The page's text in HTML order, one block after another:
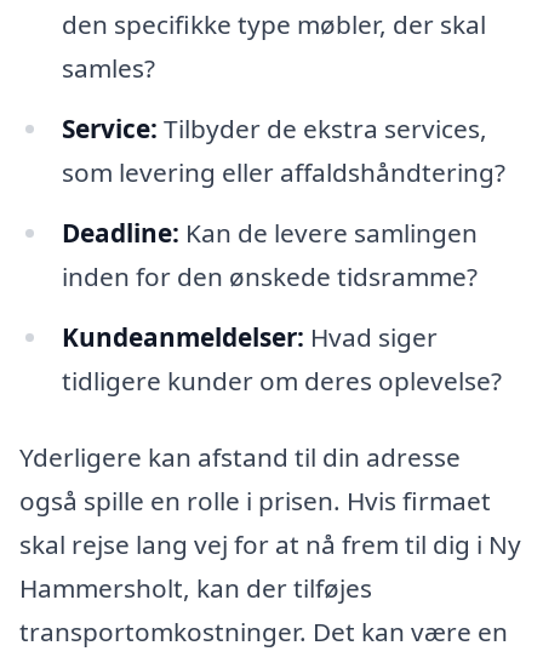
den specifikke type møbler, der skal
samles?
Service: Tilbyder de ekstra services,
som levering eller affaldshåndtering?
Deadline: Kan de levere samlingen
inden for den ønskede tidsramme?
Kundeanmeldelser: Hvad siger
tidligere kunder om deres oplevelse?
Yderligere kan afstand til din adresse
også spille en rolle i prisen. Hvis firmaet
skal rejse lang vej for at nå frem til dig i Ny
Hammersholt, kan der tilføjes
transportomkostninger. Det kan være en